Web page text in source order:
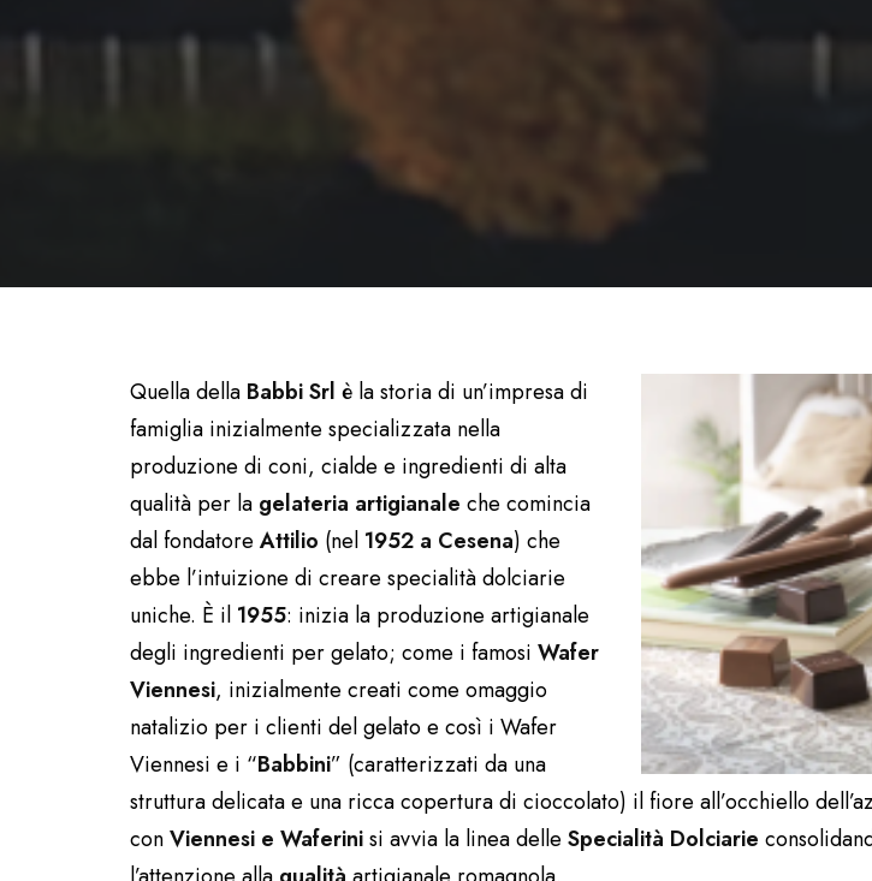
Quella della BabbiSrl è la storia di un’impresa di
famiglia inizialmente specializzata nella
produzione di coni, cialde e ingredienti di alta
qualità per la gelateria artigianale che comincia
dal fondatore Attilio (nel 1952 a Cesena) che
ebbe l’intuizione di creare specialità dolciarie
uniche. È il 1955: inizia la produzione artigianale
degli ingredienti per gelato; come i famosi Wafer
Viennesi, inizialmente creati come omaggio
natalizio per i clienti del gelato e così i Wafer
Viennesi e i “Babbini” (caratterizzati da una
struttura delicata e una ricca copertura di cioccolato) il fiore all’occhiello
conViennesi e Waferinisi avvia la linea delle Specialità Dolciarie